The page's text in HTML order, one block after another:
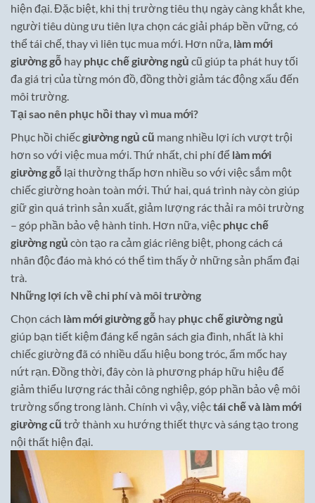
hiện đại. Đặc biệt, khi thị trường tiêu thụ ngày càng khắt khe,
người tiêu dùng ưu tiên lựa chọn các giải pháp bền vững, có
thể tái chế, thay vì liên tục mua mới. Hơn nữa, làm mới
giường gỗ hay phục chế giường ngủ cũ giúp ta phát huy tối
đa giá trị của từng món đồ, đồng thời giảm tác động xấu đến
môi trường.
Tại sao nên phục hồi thay vì mua mới?
Phục hồi chiếcgiường ngủ cũ mang nhiều lợi ích vượt trội
hơn so với việc mua mới. Thứ nhất, chi phí để làm mới
giường gỗ lại thường thấp hơn nhiều so với việc sắm một
chiếc giường hoàn toàn mới. Thứ hai, quá trình này còn giúp
giữ gìn quá trình sản xuất, giảm lượng rác thải ra môi trường
– góp phần bảo vệ hành tinh. Hơn nữa, việc phục chế
giường ngủ còn tạo ra cảm giác riêng biệt, phong cách cá
nhân độc đáo mà khó có thể tìm thấy ở những sản phẩm đại
trà.
Những lợi ích về chi phí và môi trường
Chọn cách làm mới giường gỗ hay phục chế giường ngủ
giúp bạn tiết kiệm đáng kể ngân sách gia đình, nhất là khi
chiếc giường đã có nhiều dấu hiệu bong tróc, ẩm mốc hay
nứt rạn. Đồng thời, đây còn là phương pháp hữu hiệu để
giảm thiểu lượng rác thải công nghiệp, góp phần bảo vệ môi
trường sống trong lành. Chính vì vậy, việctái chế và làm mới
giường cũ trở thành xu hướng thiết thực và sáng tạo trong
nội thất hiện đại.